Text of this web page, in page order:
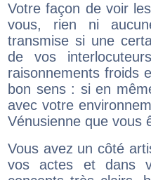
Votre façon de voir
vous, rien ni
transmise si une
de vos
raisonnements froids
bon sens : si en
avec votre
Vénusienne que vous
Vous avez un côté
vos actes et dans